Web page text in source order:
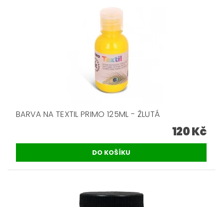
BARVA NA TEXTIL PRIMO 125ML - ŽLUTÁ
120 Kč